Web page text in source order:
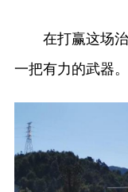
在打赢这场
一把有力的武器。